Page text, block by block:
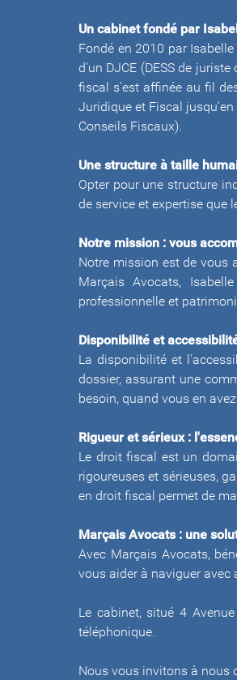
Un cabinet fondé par
Fondé en 2010 par
d'un DJCE (DESS de
fiscal s'est affinée au fil
Juridique et Fiscal
Conseils Fiscaux).
Une structure à taille
Opter pour une structure
de service et expertise que
Notre mission : vous
Notre mission est de vous
Marçais Avocats,
professionnelle et
Disponibilité et
La disponibilité et
dossier, assurant une
besoin, quand vous en
Rigueur et sérieux :
Le droit fiscal est un
rigoureuses et sérieuses,
en droit fiscal permet de
Marçais Avocats : une
Avec Marçais Avocats,
vous aider à naviguer avec
Le cabinet, situé 4
téléphonique.
Nous vous invitons à nous